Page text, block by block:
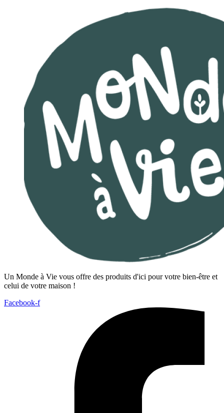
Un Monde à Vie vous offre des produits d'ici pour votre bien-être et
celui de votre maison !
Facebook-f